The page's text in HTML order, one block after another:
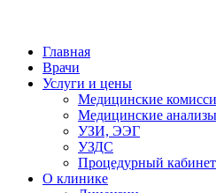
Главная
Врачи
Услуги и цены
Медицинские
Медицинские анализы
УЗИ, ЭЭГ
УЗДС
Процедурный кабинет
О клинике